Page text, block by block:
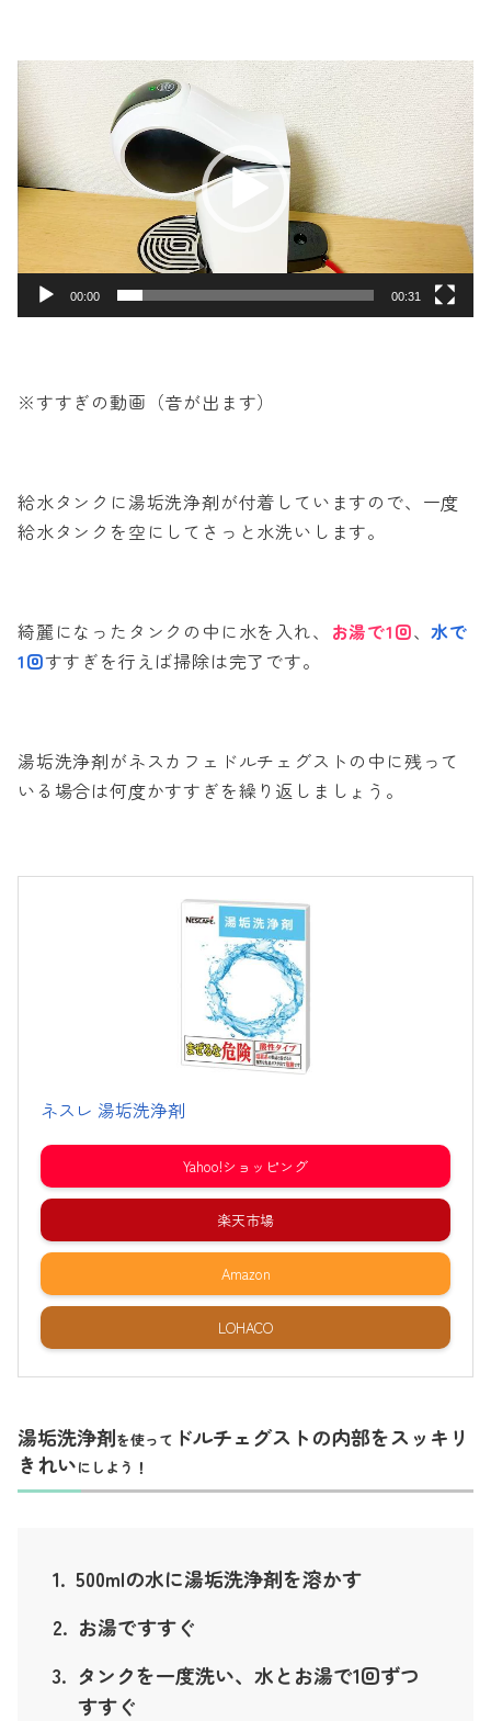
動
画
ー
00:00 00:31
※すすぎの動画（音が出ます）
給水タンクに湯垢洗浄剤が付着していますので、一度
給水タンクを空にしてさっと水洗いします。
綺麗になったタンクの中に水を入れ、 お湯で1回、水で
1回すすぎを行えば掃除は完了です。
湯垢洗浄剤がネスカフェドルチェグストの中に残って
いる場合は何度かすすぎを繰り返しましょう。
ネスレ 湯垢洗浄剤
Yahoo!ショッピング
楽天市場
Amazon
LOHACO
湯垢洗浄剤を使って ドルチェグストの内部をスッキリ
きれいにしよう！
500mlの水に湯垢洗浄剤を溶かす
お湯ですすぐ
タンクを一度洗い、水とお湯で1回ずつ
すすぐ